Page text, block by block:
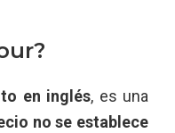
en inglés, es una
no se establece